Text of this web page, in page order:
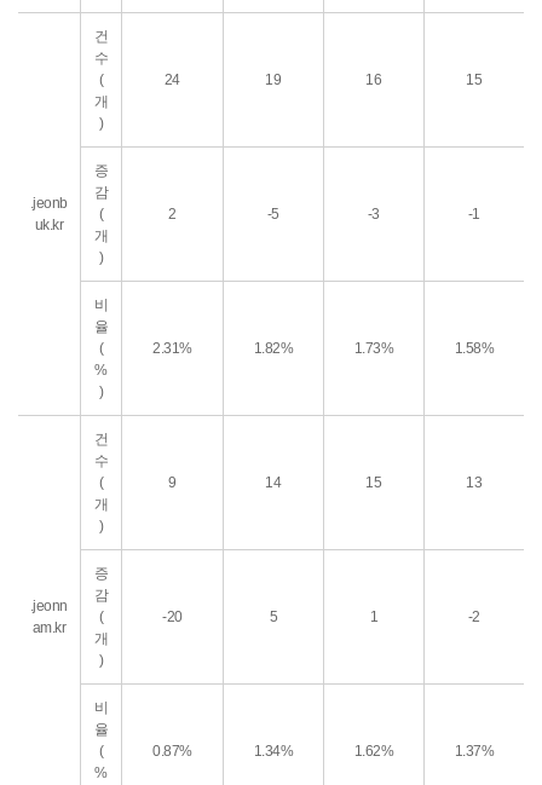
.jeonb
uk.kr
건
수
(
개
)
24 19 16 15
증
감
(
개
)
2 -5 -3 -1
비
율
(
%
)
2.31% 1.82% 1.73% 1.58%
.jeonn
am.kr
건
수
(
개
)
9 14 15 13
증
감
(
개
)
-20 5 1 -2
비
율
(
%
0.87% 1.34% 1.62% 1.37%